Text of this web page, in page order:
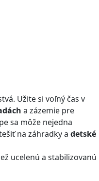
Užite si voľný čas v
a zázemie pre
sa môže nejedna
na záhradky a detské
ucelenú a stabilizovanú